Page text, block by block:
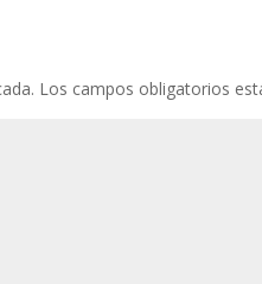
Los campos obligatorios